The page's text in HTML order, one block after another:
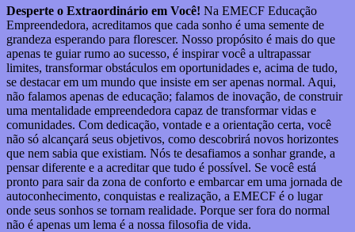
Desperte o Extraordinário em Você! Na EMECF Educação
Empreendedora, acreditamos que cada sonho é uma semente de
grandeza esperando para florescer. Nosso propósito é mais do que
apenas te guiar rumo ao sucesso, é inspirar você a ultrapassar
limites, transformar obstáculos em oportunidades e, acima de tudo,
se destacar em um mundo que insiste em ser apenas normal. Aqui,
não falamos apenas de educação; falamos de inovação, de construir
uma mentalidade empreendedora capaz de transformar vidas e
comunidades. Com dedicação, vontade e a orientação certa, você
não só alcançará seus objetivos, como descobrirá novos horizontes
que nem sabia que existiam. Nós te desafiamos a sonhar grande, a
pensar diferente e a acreditar que tudo é possível. Se você está
pronto para sair da zona de conforto e embarcar em uma jornada de
autoconhecimento, conquistas e realização, a EMECF é o lugar
onde seus sonhos se tornam realidade. Porque ser fora do normal
não é apenas um lema é a nossa filosofia de vida.